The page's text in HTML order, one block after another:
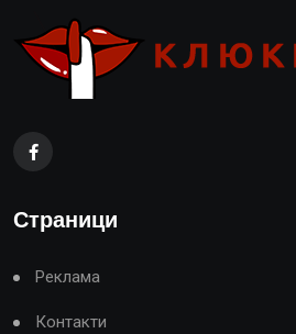
Страници
Реклама
Контакти